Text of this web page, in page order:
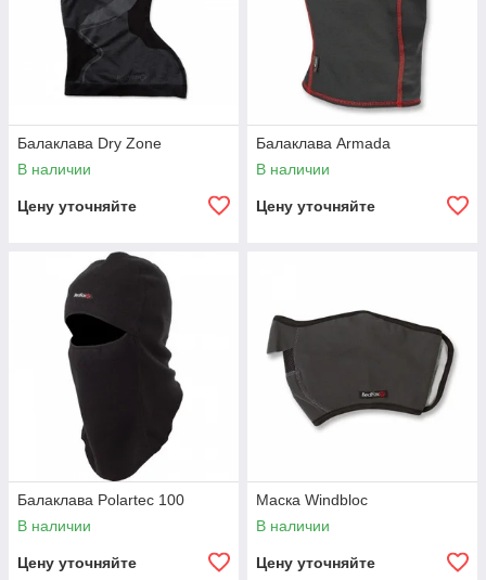
Балаклава Dry Zone
В наличии
Цену уточняйте
Балаклава Armada
В наличии
Цену уточняйте
Балаклава Polartec 100
В наличии
Цену уточняйте
Маска Windbloc
В наличии
Цену уточняйте